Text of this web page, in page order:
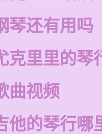
琴还有用吗
克里里的琴
曲视频
他的琴行哪